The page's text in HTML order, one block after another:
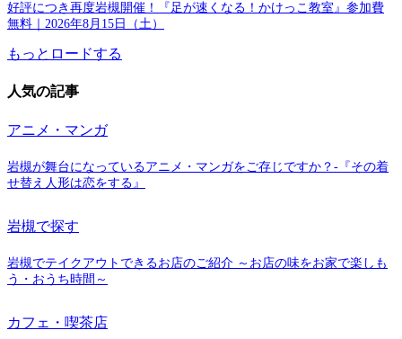
好評につき再度岩槻開催！『足が速くなる！かけっこ教室』参加費
無料｜2026年8月15日（土）
もっとロードする
人気の記事
アニメ・マンガ
岩槻が舞台になっているアニメ・マンガをご存じですか？-『その着
せ替え人形は恋をする』
岩槻で探す
岩槻でテイクアウトできるお店のご紹介 ～お店の味をお家で楽しも
う・おうち時間～
カフェ・喫茶店